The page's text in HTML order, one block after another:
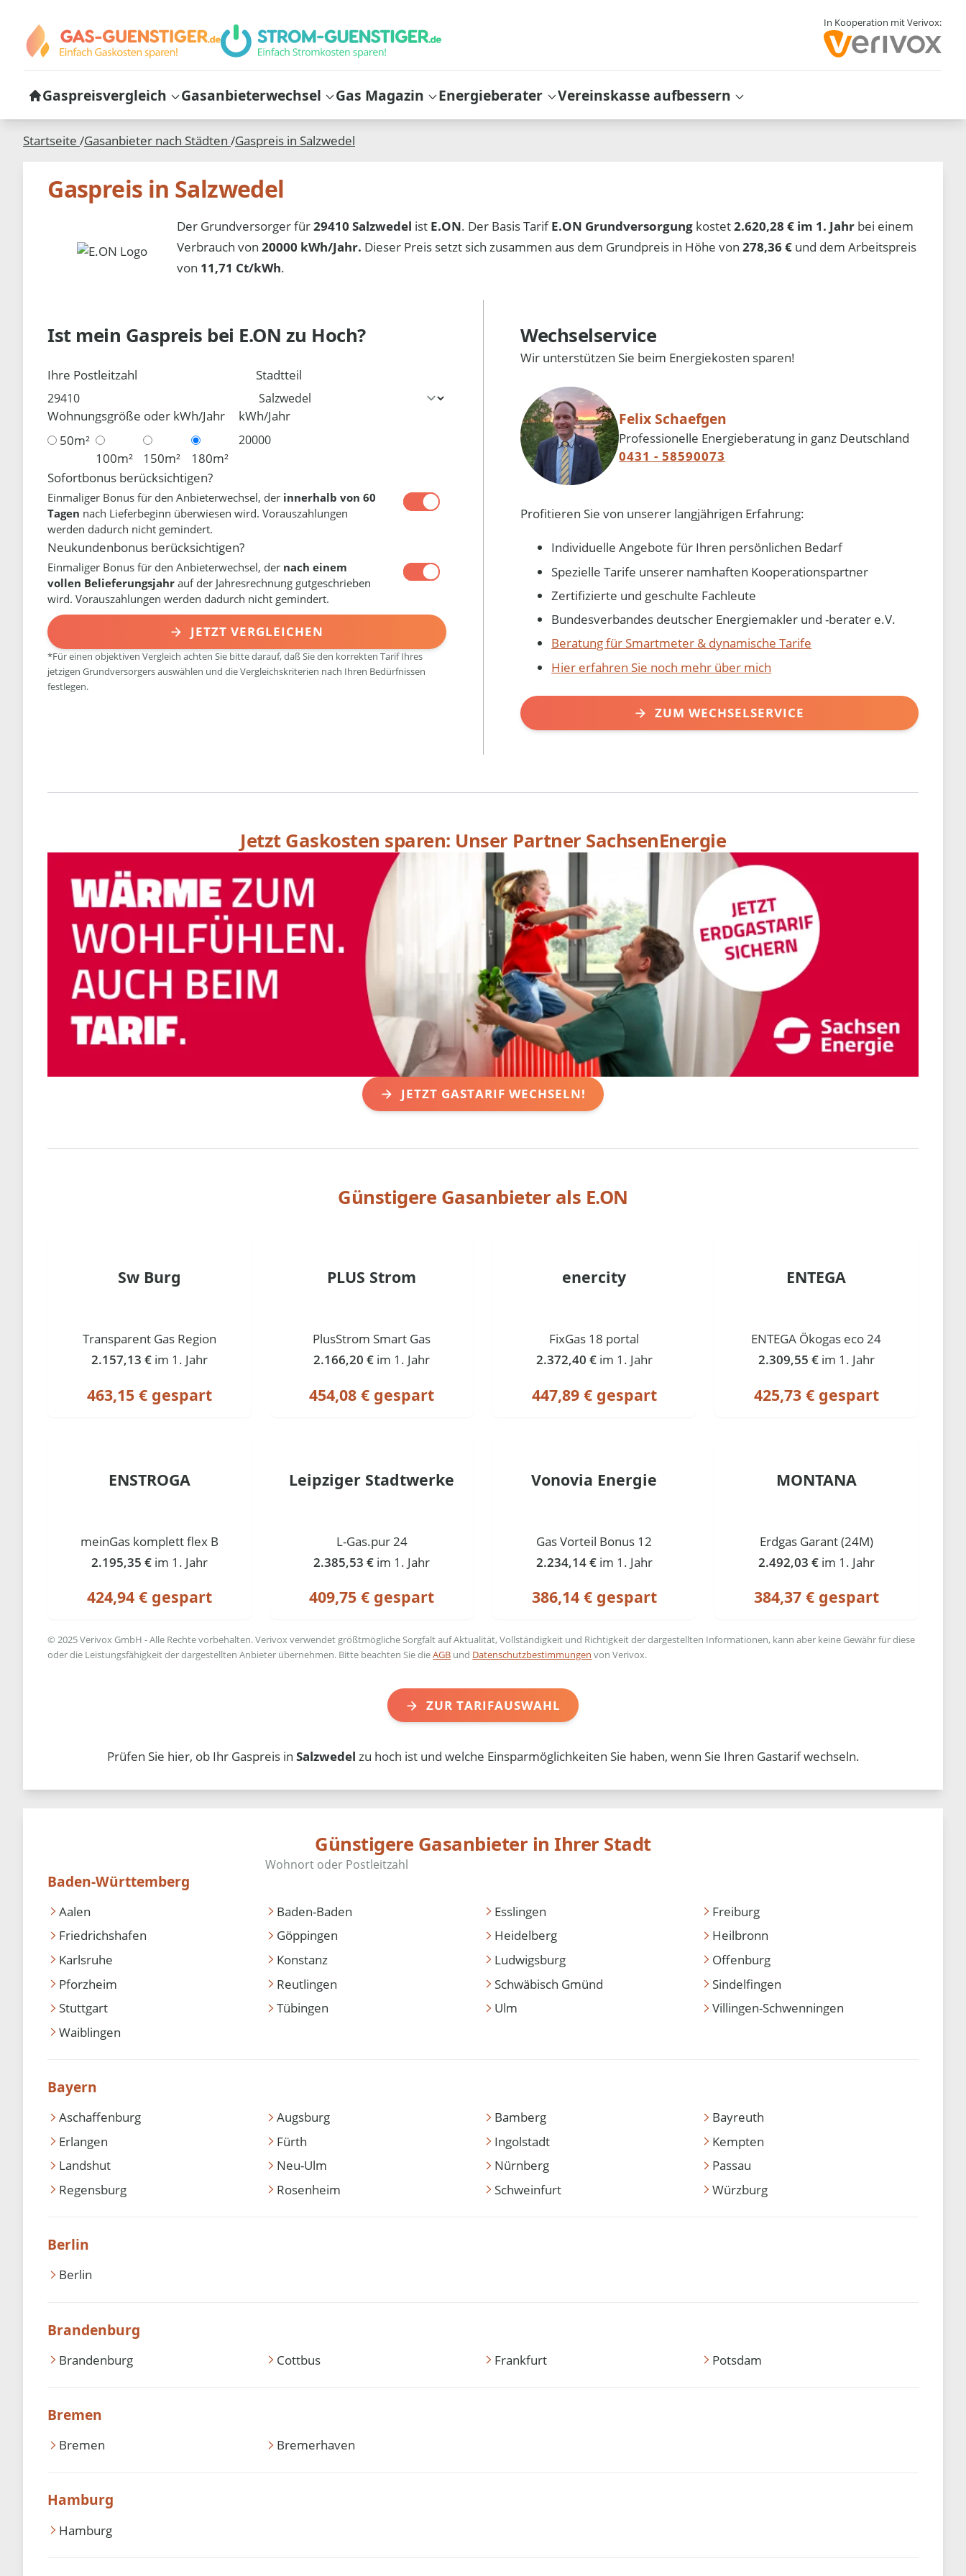
In Kooperation mit Verivox:
Gaspreisvergleich Gasanbieterwechsel Gas Magazin Energieberater Vereinskasse aufbessern
Startseite /Gasanbieter nach Städten /Gaspreis in Salzwedel
Gaspreis in Salzwedel
Der Grundversorger für29410 Salzwedel ist E.ON. Der Basis TarifE.ON Grundversorgung kostet2.620,28 € im 1. Jahr bei einem
Verbrauch von20000 kWh/Jahr. Dieser Preis setzt sich zusammen aus dem Grundpreis in Höhe von278,36 € und dem Arbeitspreis
von 11,71 Ct/kWh.
Ist mein Gaspreis bei E.ON zu Hoch?
Ihre Postleitzahl Stadtteil
Wohnungsgröße oder kWh/Jahr
50m²
100m²
150m² 180m²
kWh/Jahr
Sofortbonus berücksichtigen?
Einmaliger Bonus für den Anbieterwechsel, der innerhalb von 60
Tagen nach Lieferbeginn überwiesen wird. Vorauszahlungen
werden dadurch nicht gemindert.
Neukundenbonus berücksichtigen?
Einmaliger Bonus für den Anbieterwechsel, der nach einem
vollen Belieferungsjahr auf der Jahresrechnung gutgeschrieben
wird. Vorauszahlungen werden dadurch nicht gemindert.
JETZT VERGLEICHEN
*Für einen objektiven Vergleich achten Sie bitte darauf, daß Sie den korrekten Tarif Ihres
jetzigen Grundversorgers auswählen und die Vergleichskriterien nach Ihren Bedürfnissen
festlegen.
Wechselservice
Wir unterstützen Sie beim Energiekosten sparen!
Felix Schaefgen
Professionelle Energieberatung in ganz Deutschland
0431 - 58590073
Profitieren Sie von unserer langjährigen Erfahrung:
Individuelle Angebote für Ihren persönlichen Bedarf
Spezielle Tarife unserer namhaften Kooperationspartner
Zertifizierte und geschulte Fachleute
Bundesverbandes deutscher Energiemakler und -berater e.V.
Beratung für Smartmeter & dynamische Tarife
Hier erfahren Sie noch mehr über mich
ZUM WECHSELSERVICE
Jetzt Gaskosten sparen: Unser Partner SachsenEnergie
JETZT GASTARIF WECHSELN!
Günstigere Gasanbieter als E.ON
Sw Burg
Transparent Gas Region
2.157,13 € im 1. Jahr
463,15 € gespart
PLUS Strom
PlusStrom Smart Gas
2.166,20 € im 1. Jahr
454,08 € gespart
enercity
FixGas 18 portal
2.372,40 € im 1. Jahr
447,89 € gespart
ENTEGA
ENTEGA Ökogas eco 24
2.309,55 € im 1. Jahr
425,73 € gespart
ENSTROGA
meinGas komplett flex B
2.195,35 € im 1. Jahr
424,94 € gespart
Leipziger Stadtwerke
L-Gas.pur 24
2.385,53 € im 1. Jahr
409,75 € gespart
Vonovia Energie
Gas Vorteil Bonus 12
2.234,14 € im 1. Jahr
386,14 € gespart
MONTANA
Erdgas Garant (24M)
2.492,03 € im 1. Jahr
384,37 € gespart
© 2025 Verivox GmbH - Alle Rechte vorbehalten. Verivox verwendet größtmögliche Sorgfalt auf Aktualität, Vollständigkeit und Richtigkeit der dargestellten Informationen, kann aber keine Gewähr für diese
oder die Leistungsfähigkeit der dargestellten Anbieter übernehmen. Bitte beachten Sie dieAGB und Datenschutzbestimmungen von Verivox.
ZUR TARIFAUSWAHL
Prüfen Sie hier, ob Ihr Gaspreis in Salzwedel zu hoch ist und welche Einsparmöglichkeiten Sie haben, wenn Sie Ihren Gastarif wechseln.
Günstigere Gasanbieter in Ihrer Stadt
Baden-Württemberg
Aalen Baden-Baden Esslingen
Freiburg
Friedrichshafen
Göppingen Heidelberg
Heilbronn
Karlsruhe
Konstanz Ludwigsburg
Offenburg
Pforzheim
Reutlingen Schwäbisch Gmünd
Sindelfingen
Stuttgart
Tübingen Ulm
Villingen-Schwenningen
Waiblingen
Bayern
Aschaffenburg Augsburg Bamberg
Bayreuth
Erlangen
Fürth Ingolstadt
Kempten
Landshut
Neu-Ulm Nürnberg
Passau
Regensburg
Rosenheim Schweinfurt Würzburg
Berlin
Berlin
Brandenburg
Brandenburg Cottbus Frankfurt Potsdam
Bremen
Bremen Bremerhaven
Hamburg
Hamburg